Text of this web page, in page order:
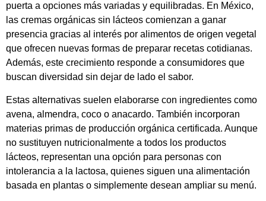
puerta a opciones más variadas y equilibradas. En México,
las cremas orgánicas sin lácteos comienzan a ganar
presencia gracias al interés por alimentos de origen vegetal
que ofrecen nuevas formas de preparar recetas cotidianas.
Además, este crecimiento responde a consumidores que
buscan diversidad sin dejar de lado el sabor.
Estas alternativas suelen elaborarse con ingredientes como
avena, almendra, coco o anacardo. También incorporan
materias primas de producción orgánica certificada. Aunque
no sustituyen nutricionalmente a todos los productos
lácteos, representan una opción para personas con
intolerancia a la lactosa, quienes siguen una alimentación
basada en plantas o simplemente desean ampliar su menú.